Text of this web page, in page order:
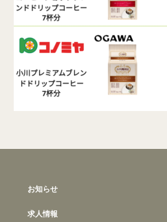
お知らせ
求人情報